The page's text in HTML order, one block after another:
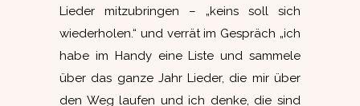
Lieder mitzubringen – „keins soll sich
wiederholen.“ und verrät im Gespräch „ich
habe im Handy eine Liste und sammele
über das ganze Jahr Lieder, die mir über
den Weg laufen und ich denke, die sind